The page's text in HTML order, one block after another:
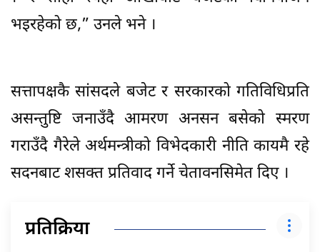
भइरहेको छ,” उनले भने ।
सत्तापक्षकै सांसदले बजेट र सरकारको गतिविधिप्रति
असन्तुष्टि जनाउँदै आमरण अनसन बसेको स्मरण
गराउँदै गैरेले अर्थमन्त्रीको विभेदकारी नीति कायमै रहे
सदनबाट शसक्त प्रतिवाद गर्ने चेतावनसिमेत दिए ।
प्रतिक्रिया